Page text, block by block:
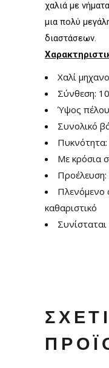
χαλιά με
μια πολύ
διαστάσεων.
Χαλί
Σύνθεση:
Ύψος
Συνολικό
Με κρόσια
Προέλευση:
Πλενόμενο
καθαριστικό